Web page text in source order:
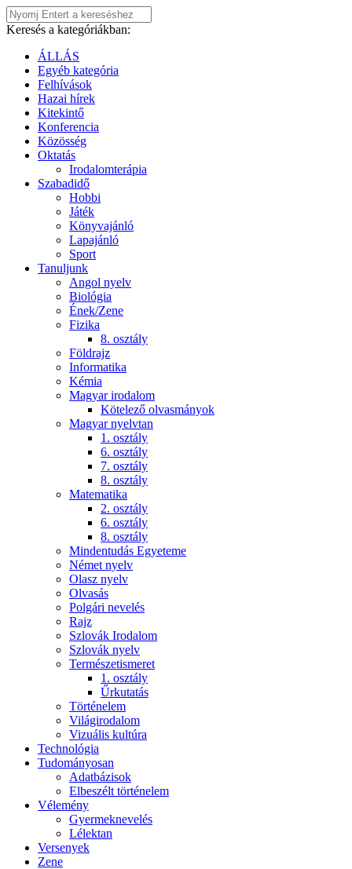
Keresés a kategóriákban:
ÁLLÁS
Egyéb kategória
Felhívások
Hazai hírek
Kitekintő
Konferencia
Közösség
Oktatás
Irodalomterápia
Szabadidő
Hobbi
Játék
Könyvajánló
Lapajánló
Sport
Tanuljunk
Angol nyelv
Biológia
Ének/Zene
Fizika
8. osztály
Földrajz
Informatika
Kémia
Magyar irodalom
Kötelező olvasmányok
Magyar nyelvtan
1. osztály
6. osztály
7. osztály
8. osztály
Matematika
2. osztály
6. osztály
8. osztály
Mindentudás Egyeteme
Német nyelv
Olasz nyelv
Olvasás
Polgári nevelés
Rajz
Szlovák Irodalom
Szlovák nyelv
Természetismeret
1. osztály
Űrkutatás
Történelem
Világirodalom
Vizuális kultúra
Technológia
Tudományosan
Adatbázisok
Elbeszélt történelem
Vélemény
Gyermeknevelés
Lélektan
Versenyek
Zene